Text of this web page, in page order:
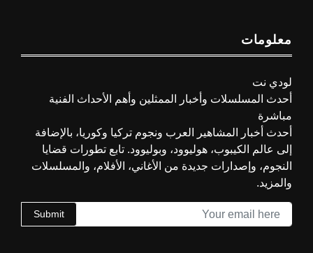
معلومات
لودي نت
أحدث المسلسلات وأخبار الممثلين وأهم الأحداث الفنية
مباشرة
أحدث أخبار المشاهير العرب ونجوم تركيا وكوريا، بالإضافة
إلى عالم الكيبوب، هوليوود، وبوليوود. تابع تطورات قضايا
النجوم، وإصدارات جديدة من الأغاني، الأفلام، والمسلسلات
والمزيد.
Submit